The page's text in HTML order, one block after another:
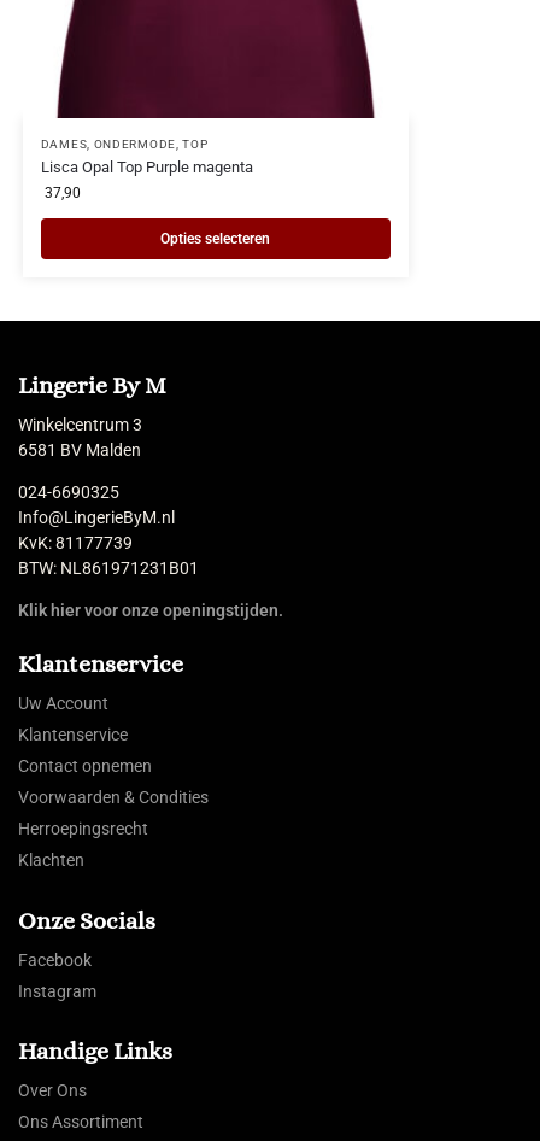
DAMES ONDERMODE ,TOP
Lisca Opal Top Purple magenta
37,90
Opties selecteren
Lingerie By M
Winkelcentrum 3
6581 BV Malden
024-6690325
Info@LingerieByM.nl
KvK: 81177739
BTW: NL861971231B01
Klik hier voor onze openingstijden.
Klantenservice
Uw Account
Klantenservice
Contact opnemen
Voorwaarden & Condities
Herroepingsrecht
Klachten
Onze Socials
Facebook
Instagram
Handige Links
Over Ons
Ons Assortiment